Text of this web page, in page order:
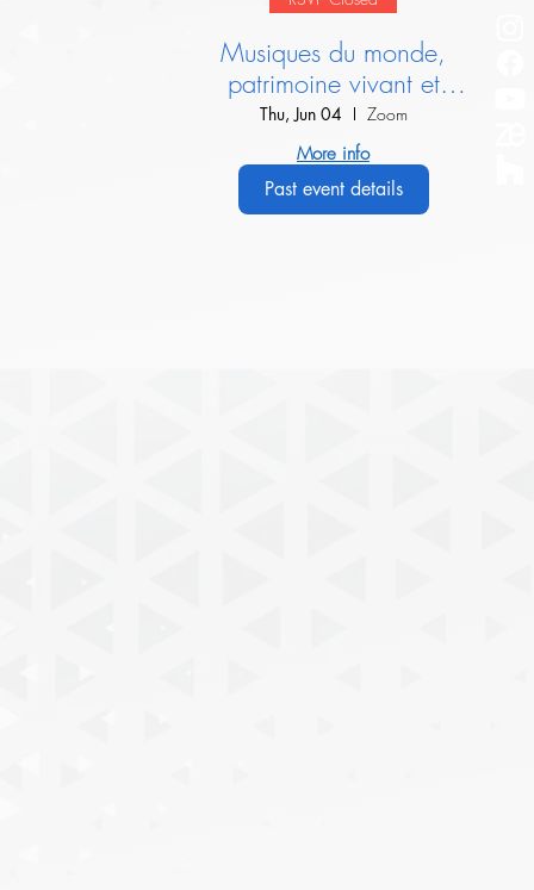
Musiques du monde,
patrimoine vivant et
dialogue interculturel :
Présentation de l’IIMM
Thu, Jun 04 Zoom
More info
Past event details